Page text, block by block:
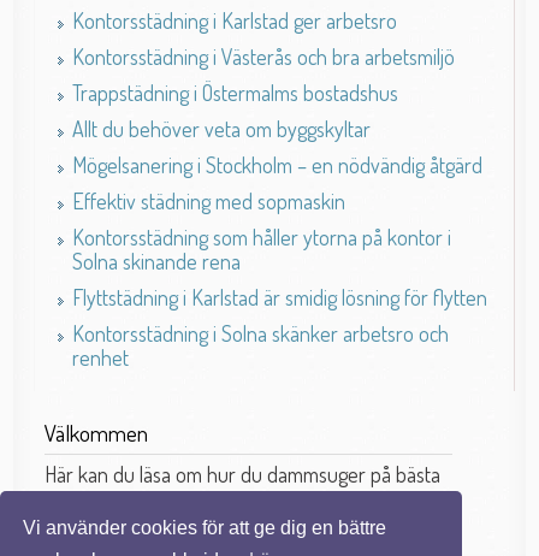
Vi använder cookies för att ge dig en bättre
Kontorsstädning i Karlstad ger arbetsro
Kontorsstädning i Västerås och bra arbetsmiljö
Trappstädning i Östermalms bostadshus
Allt du behöver veta om byggskyltar
Mögelsanering i Stockholm – en nödvändig åtgärd
Effektiv städning med sopmaskin
Kontorsstädning som håller ytorna på kontor i
Solna skinande rena
Flyttstädning i Karlstad är smidig lösning för flytten
Kontorsstädning i Solna skänker arbetsro och
renhet
Välkommen
Här kan du läsa om hur du dammsuger på bästa